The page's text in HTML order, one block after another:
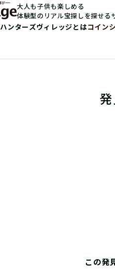
大人も子供も楽しめる
体験型のリアル宝探しを探せる
ハンターズヴィレッジとはコイン
この発